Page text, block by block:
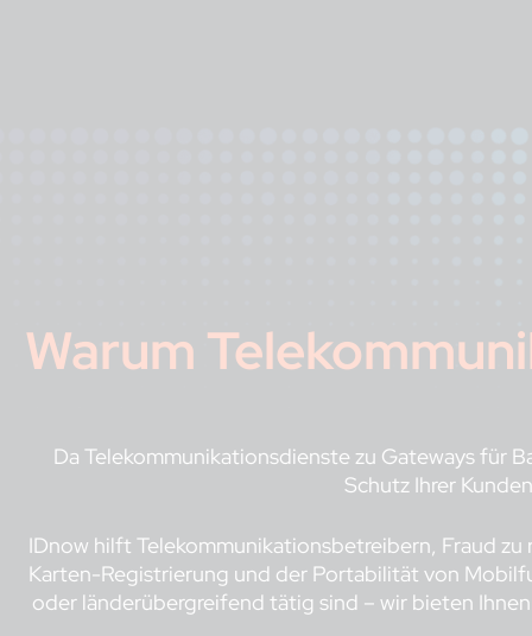
Warum
Da Telekommunikationsdienste zu Gateways für
Schutz Ihrer
IDnow hilft Telekommunikationsbetreibern, Fraud
Karten-Registrierung und der Portabilität von
oder länderübergreifend tätig sind – wir bieten